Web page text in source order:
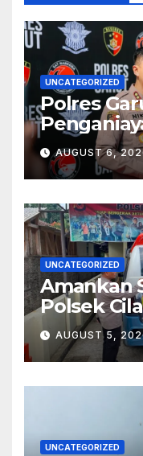
UNCATEGORIZED
Polres
AUGUST 6,
UNCATEGORIZED
Amankan
Polsek
AUGUST 5,
UNCATEGORIZED